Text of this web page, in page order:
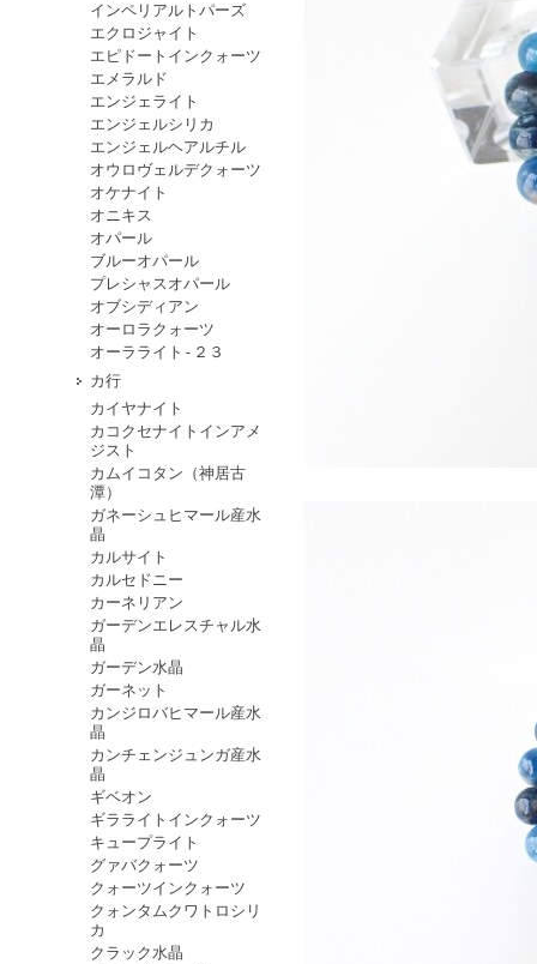
インペリアルトパーズ
エクロジャイト
エピドートインクォーツ
エメラルド
エンジェライト
エンジェルシリカ
エンジェルヘアルチル
オウロヴェルデクォーツ
オケナイト
オニキス
オパール
ブルーオパール
プレシャスオパール
オブシディアン
オーロラクォーツ
オーラライト-２３
カ行
カイヤナイト
カコクセナイトインアメ
ジスト
カムイコタン（神居古
潭）
ガネーシュヒマール産水
晶
カルサイト
カルセドニー
カーネリアン
ガーデンエレスチャル水
晶
ガーデン水晶
ガーネット
カンジロバヒマール産水
晶
カンチェンジュンガ産水
晶
ギベオン
ギラライトインクォーツ
キュープライト
グァバクォーツ
クォーツインクォーツ
クォンタムクワトロシリ
カ
クラック水晶